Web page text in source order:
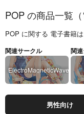
POP の商品一覧（
POP に関する 電子書籍は
関連サークル
ElectroMagneticWave
関
男性向け